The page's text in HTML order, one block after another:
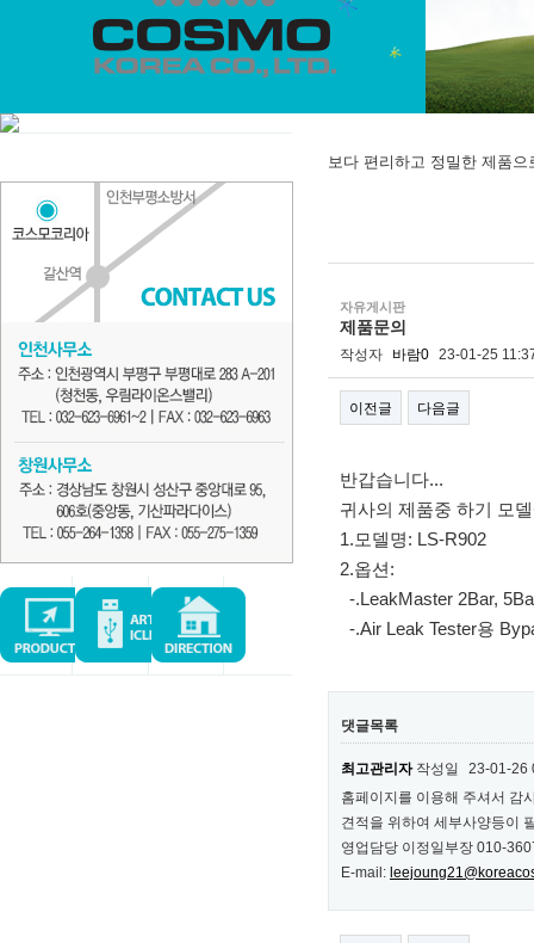
보다 편리하고 정밀한 제품
자유게시판
제품문의
작성자 바람0 23-01-25
이전글 다음글
반갑습니다...
귀사의 제품중 하기 모
1.모델명: LS-R902
2.옵션:
-.LeakMaster 2Bar,
-.Air Leak Tester용
댓글목록
최고관리자작성일
23-01-26
홈페이지를 이용해 주셔서 감
견적을 위하여 세부사양등이
영업담당 이정일부장 010-
E-mail: